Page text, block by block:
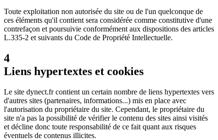
Toute exploitation non autorisée du site ou de l'un quelconque de
ces éléments qu'il contient sera considérée comme constitutive d'une
contrefaçon et poursuivie conformément aux dispositions des articles
L.335-2 et suivants du Code de Propriété Intellectuelle.
4
Liens hypertextes et cookies
Le site dynect.fr contient un certain nombre de liens hypertextes vers
d'autres sites (partenaires, informations...) mis en place avec
l'autorisation du propriétaire du site. Cependant, le propriétaire du
site n'a pas la possibilité de vérifier le contenu des sites ainsi visités
et décline donc toute responsabilité de ce fait quant aux risques
éventuels de contenus illicites.